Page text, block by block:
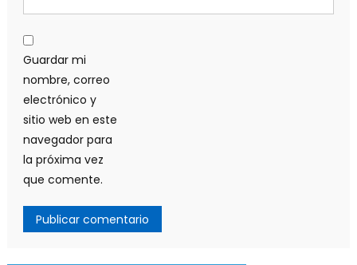
Guardar mi
nombre, correo
electrónico y
sitio web en este
navegador para
la próxima vez
que comente.